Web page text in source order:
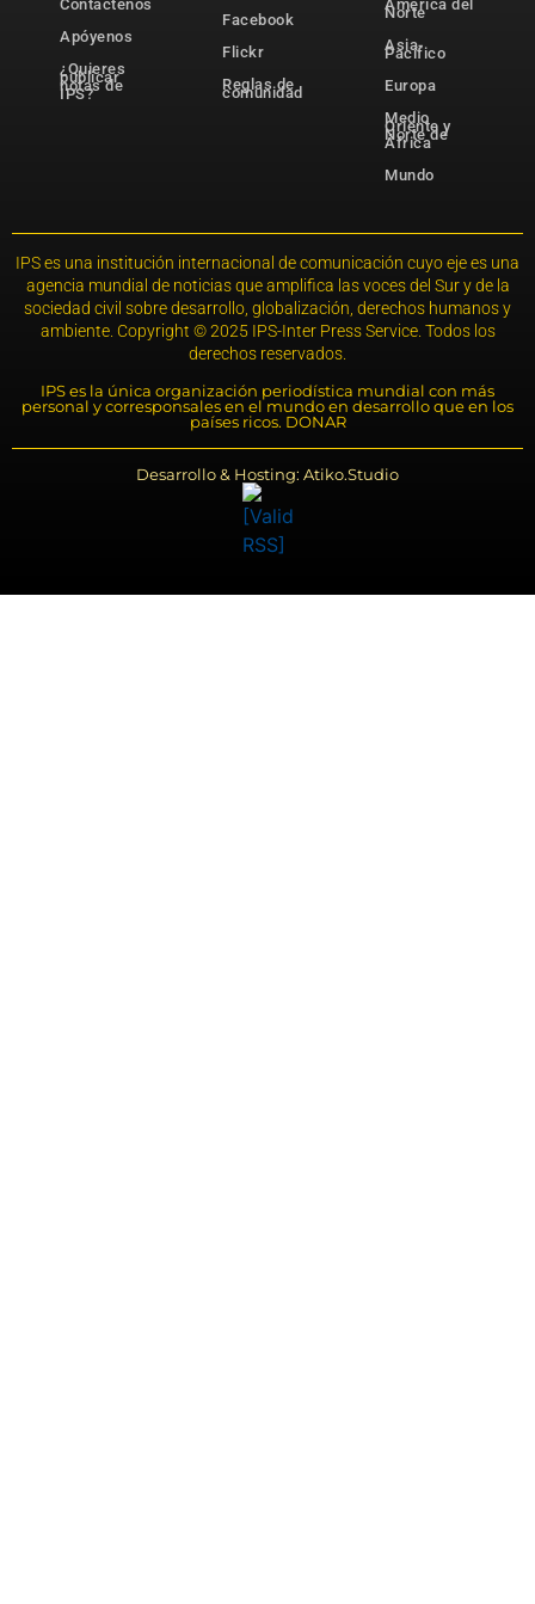
Contáctenos
Apóyenos
¿Quieres
publicar
notas de
IPS?
Facebook
Flickr
Reglas de
comunidad
América del
Norte
Asia-
Pacífico
Europa
Medio
Oriente y
Norte de
África
Mundo
IPS es una institución internacional de comunicación cuyo eje es una
agencia mundial de noticias que amplifica las voces del Sur y de la
sociedad civil sobre desarrollo, globalización, derechos humanos y
ambiente. Copyright © 2025 IPS-Inter Press Service. Todos los
derechos reservados.
IPS es la única organización periodística mundial con más
personal y corresponsales en el mundo en desarrollo que en los
países ricos. DONAR
Desarrollo & Hosting: Atiko.Studio